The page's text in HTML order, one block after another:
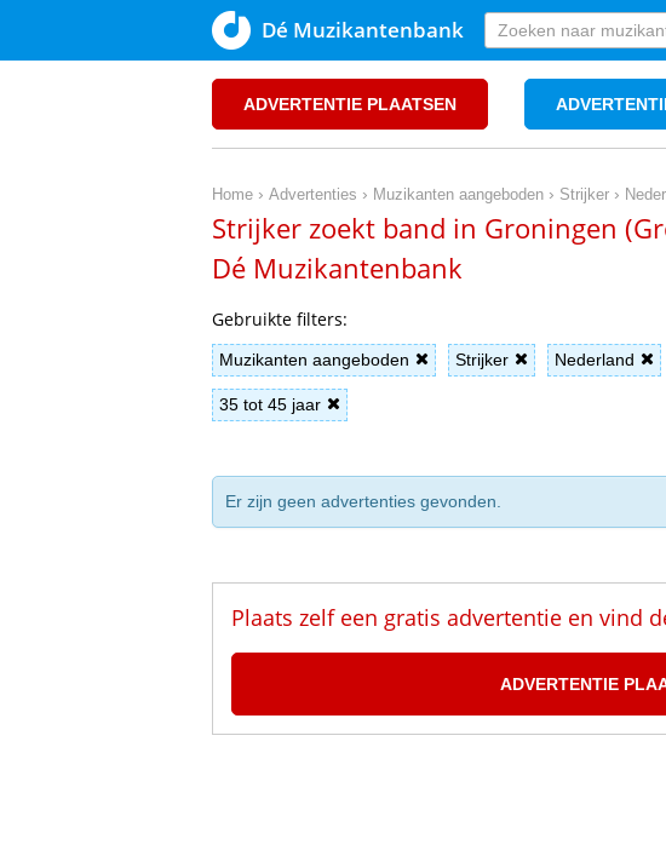
Dé Muzikantenbank
ADVERTENTIE PLAATSEN
Home › Advertenties › Muzikanten aangeboden › Strijker ›
Strijker zoekt band in Groningen
Dé Muzikantenbank
Gebruikte filters:
Muzikanten aangeboden Strijker Nederland
35 tot 45 jaar
Er zijn geen advertenties gevonden.
Plaats zelf een gratis advertentie en vind
ADVERTENTIE